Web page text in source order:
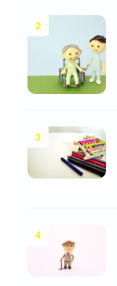
2
3
4